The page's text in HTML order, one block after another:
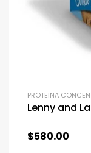
PROTEINA
Lenny and
$580.00